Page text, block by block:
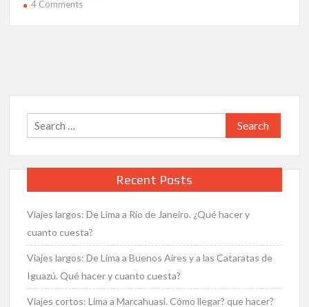
4 Commentson
Buenos
a
las
Cataratas
Qué
hacer
y
cuanto
cuesta?
Search
for:
Recent Posts
Viajes largos: De Lima a Rio de Janeiro. ¿Qué hacer y
cuanto cuesta?
Viajes largos: De Lima a Buenos Aires y a las Cataratas de
Iguazú. Qué hacer y cuanto cuesta?
Viajes cortos: Lima a Marcahuasi. Cómo llegar? que hacer?